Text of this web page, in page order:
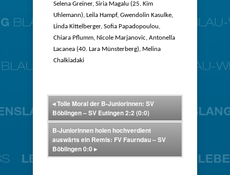
Selena Greiner, Siria Magalu (25. Kim
Uhlemann), Leila Hampf, Gwendolin Kasulke,
Linda Kittelberger, Sofia Papadopoulou,
Chiara Pflumm, Nicole Marjanovic, Antonella
Lacanea (40. Lara Münsterberg), Melina
Chalkiadaki
◂Tolle Moral der B-Juniorinnen: SV
Böblingen – SV Eutingen 2:2 (0:0)
B-Juniorinnen holen hochverdient
auswärts ein Remis: FV Faurndau – SV
Böblingen 0:0 ▸